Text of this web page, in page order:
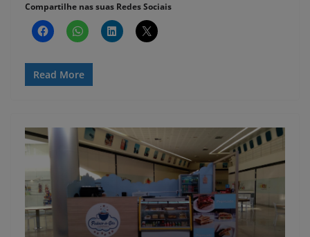
Compartilhe nas suas Redes Sociais
Read More